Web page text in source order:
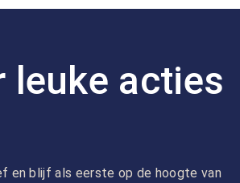
leuke acties
en blijf als eerste op de hoogte van